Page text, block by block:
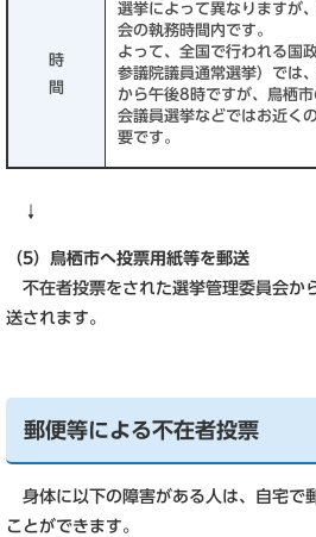
時
間
選挙によって異なりますが
会の執務時間内です。
よって、全国で行われる国
参議院議員通常選挙）では
から午後8時ですが、鳥栖
会議員選挙などではお近く
要です。
↓
（5）鳥栖市へ投票用紙等を郵送
不在者投票をされた選挙管理委員会か
送されます。
郵便等による不在者投票
身体に以下の障害がある人は、自宅で
ことができます。